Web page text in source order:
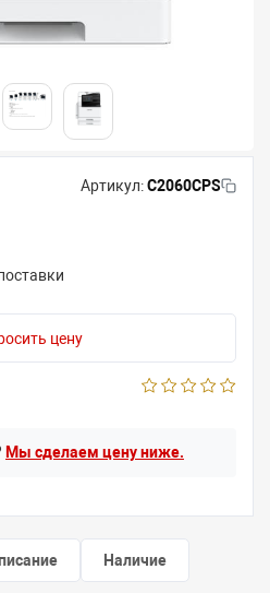
Артикул:C2060CPS
цену
Мы сделаем цену ниже.
Наличие